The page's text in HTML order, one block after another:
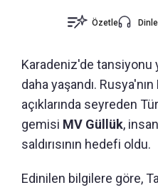
Özetle Dinle
Karadeniz'de
daha yaşandı.
açıklarında seyreden
gemisi MV Güllük,
saldırısının hedefi oldu.
Edinilen bilgilere göre,